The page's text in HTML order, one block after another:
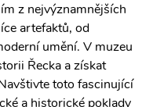
z nejvýznamnějších
artefaktů, od
umění. V muzeu
Řecka a získat
toto fascinující
a historické poklady